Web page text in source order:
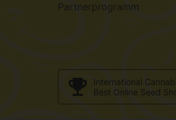
Partnerprogramm
International
Best Online Seed